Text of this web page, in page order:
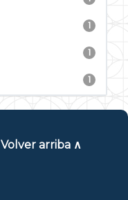
1
1
1
Volver arriba ∧